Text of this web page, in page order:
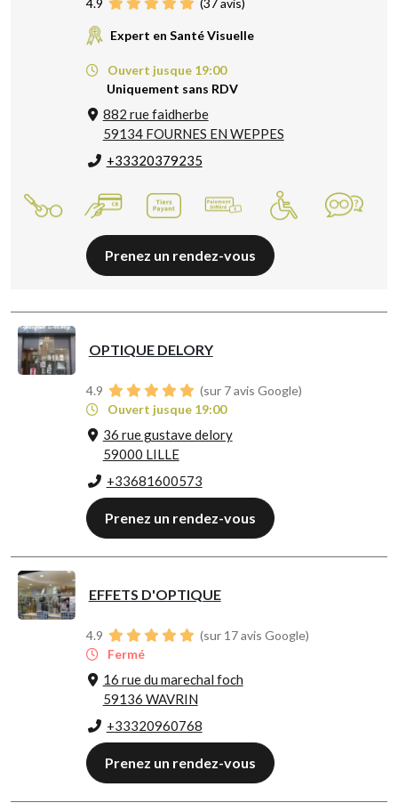
4.9 (37avis)
Expert en Santé Visuelle
Ouvert jusque 19:00
Uniquement sans RDV
882 rue faidherbe
59134 FOURNES EN WEPPES
+33320379235
Prenez un rendez-vous
OPTIQUE DELORY
4.9
(sur 7 avis Google)
Ouvert jusque 19:00
36 rue gustave delory
59000 LILLE
+33681600573
Prenez un rendez-vous
EFFETS D'OPTIQUE
4.9
(sur 17 avis Google)
Fermé
16 rue du marechal foch
59136 WAVRIN
+33320960768
Prenez un rendez-vous